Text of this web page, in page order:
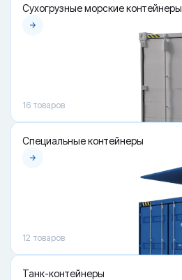
Сухогрузные морские контейнеры
16 товаров
Специальные контейнеры
12 товаров
Танк-контейнеры